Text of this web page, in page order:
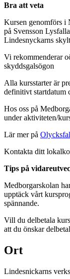
Bra att veta
Kursen genomförs i
på Svensson
Lindesnyckarns
Vi rekommenderar
skyddsgalsögon
Alla kursstarter är
definitivt startdatum
Hos oss på
under aktiviteten/
Lär mer på
Kontakta ditt
Tips på
Medborgarskolan
upptäck vårt
spännande.
Vill du delbetala
att du önskar
Ort
Lindesnickarns